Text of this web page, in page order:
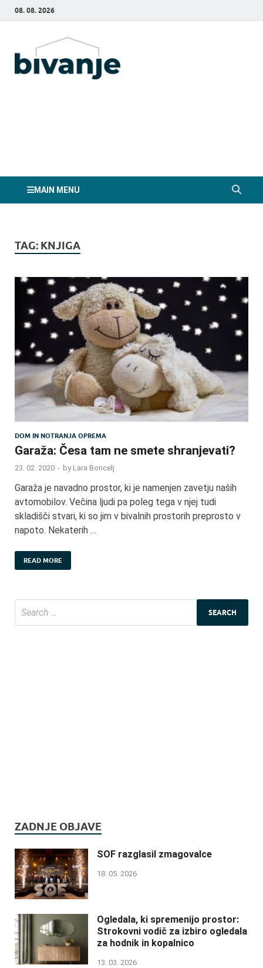
08. 08. 2026
MAIN MENU
TAG: KNJIGA
DOM IN NOTRANJA OPREMA
Garaža: Česa tam ne smete shranjevati?
23. 02. 2020 - by Lara Boncelj
Garaža je navadno prostor, ki je namenjen zavetju naših
avtomobilov. Večina ljudi pa poleg tega v njej tudi
skladišči stvari, ki so jim v bivalnih prostorih preprosto v
napoto. Nekaterih …
READ MORE
ZADNJE OBJAVE
SOF razglasil zmagovalce
18. 05. 2026
Ogledala, ki spremenijo prostor:
Strokovni vodič za izbiro ogledala
za hodnik in kopalnico
13. 03. 2026